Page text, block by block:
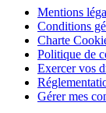
Mentions
Conditions
Charte
Politique de
Exercer vos
Gérer mes